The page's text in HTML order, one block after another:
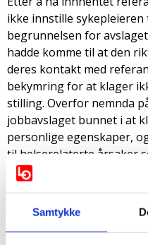
Samtykke
ikke innstille
begrunnelsen for
hadde komme til at den
deres kontakt med
bekymring for at klager
stilling. Overfor nemnda
jobbavslaget bunnet i at
personlige egenskaper,
til helserelaterte årsaker
ble gitt.
Kommunen klarte ikke å
kunne grunngi tvil over
sykefravær som var